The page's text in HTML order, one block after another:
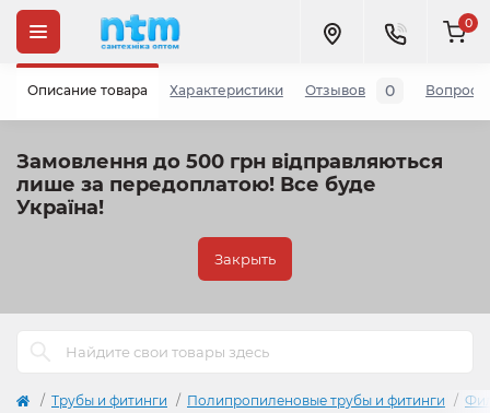
Замовлення до 500 грн відправляються
лише за передоплатою! Все буде
Україна!
Закрыть
0
Трубы и фитинги Полипропиленовые трубы и фитинги
Описание товара Характеристики Отзывов 0 Вопросы